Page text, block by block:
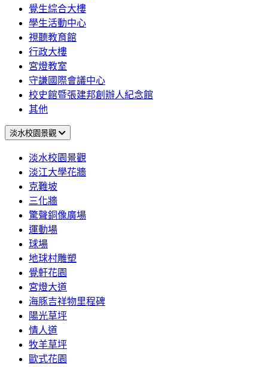
覺生綜合大樓
學生活動中心
視聽教育館
行政大樓
宮燈教室
守謙國際會議中心
校史館暨張建邦創辦人紀念館
其他
淡水校園景觀
淡水校園景觀
淡江大學花牆
克難坡
三化牆
驚聲銅像廣場
運動場
球場
地球村雕塑
覺軒花園
宮燈大道
海豚吉祥物里程碑
陽光草坪
情人道
牧羊草坪
歐式花園